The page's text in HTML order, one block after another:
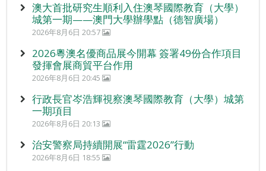
澳大首批研究生順利入住澳琴國際教育（大學）
城第一期——澳門大學辦學點（德智廣場）
2026年8月6日 20:57
2026粵澳名優商品展今開幕 簽署49份合作項目
發揮會展商貿平台作用
2026年8月6日 20:45
行政長官岑浩輝視察澳琴國際教育（大學）城第
一期項目
2026年8月6日 20:13
治安警察局持續開展“雷霆2026”行動
2026年8月6日 18:55